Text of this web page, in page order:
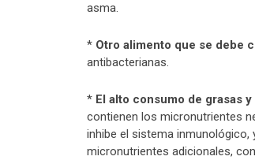
asma.
* Otro alimento que se debe
antibacterianas.
* El alto consumo de grasas
contienen los micronutrientes
inhibe el sistema inmunológico,
micronutrientes adicionales,